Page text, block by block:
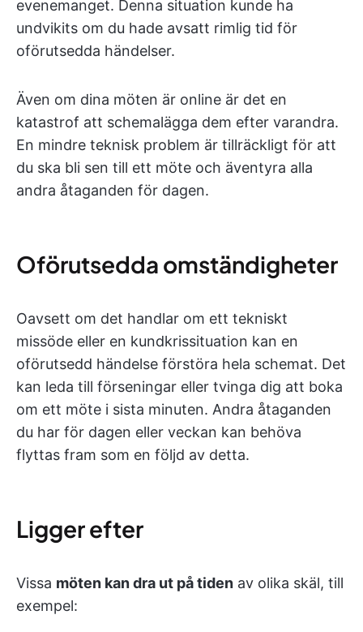
evenemanget. Denna situation kunde ha
undvikits om du hade avsatt rimlig tid för
oförutsedda händelser.
Även om dina möten är online är det en
katastrof att schemalägga dem efter varandra.
En mindre teknisk problem är tillräckligt för att
du ska bli sen till ett möte och äventyra alla
andra åtaganden för dagen.
Oförutsedda omständigheter
Oavsett om det handlar om ett tekniskt
missöde eller en kundkrissituation kan en
oförutsedd händelse förstöra hela schemat. Det
kan leda till förseningar eller tvinga dig att boka
om ett möte i sista minuten. Andra åtaganden
du har för dagen eller veckan kan behöva
flyttas fram som en följd av detta.
Ligger efter
Vissa möten kan dra ut på tiden av olika skäl, till
exempel: